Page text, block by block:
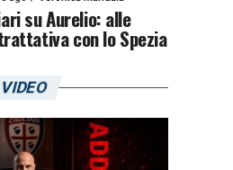
su Aurelio: alle
con lo Spezia
VIDEO